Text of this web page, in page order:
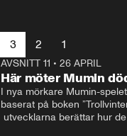
3 2 1
AVSNITT 11 • 26 APRIL
Här möter Mumin
I nya mörkare Mumin-
baserat på boken
utvecklarna berättar hur